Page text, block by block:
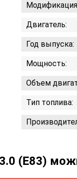
Двигатель:
Год выпуска:
Мощность:
Объем
Тип топлива:
(E83)